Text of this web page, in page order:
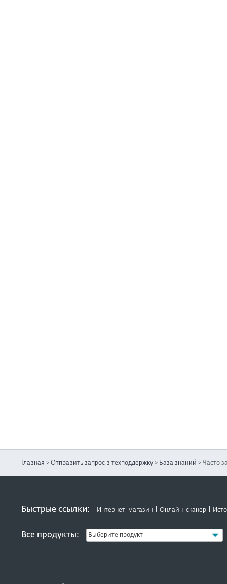
Главная > Отправить запрос в техподдержку > База знаний > Часто
Быстрые ссылки: Интернет-магазин Онлайн-сканер
Все продукты: